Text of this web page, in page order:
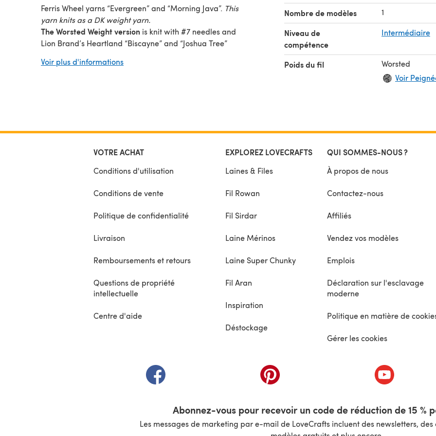
Ferris Wheel yarns “Evergreen” and “Morning Java”. This
yarn knits as a DK weight yarn.
The Worsted Weight version is knit with #7 needles and
Lion Brand’s Heartland “Biscayne” and “Joshua Tree”
wonderful to the touch. It doesn’t need blocking, and
Voir plus d'informations
Nombre de modèles 1
Niveau de
compétence
Intermédiaire
Poids du fil
Worsted
Voir
VOTRE ACHAT
Conditions d'utilisation
Conditions de vente
Politique de confidentialité
Livraison
Remboursements et retours
Questions de propriété
intellectuelle
Centre d'aide
EXPLOREZ LOVECRAFTS
Laines & Files
Fil Rowan
Fil Sirdar
Laine Mérinos
Laine Super Chunky
Fil Aran
Inspiration
Déstockage
QUI SOMMES-NOUS ?
À propos de nous
Contactez-nous
Affiliés
Vendez vos modèles
Emplois
Déclaration sur l'esclavage
moderne
Politique en matière de
Gérer les cookies
(s'ouvre dans un nouvel onglet) (s'ouvre dans un nouvel onglet) (s'ouvre dans
Abonnez-vous pour recevoir un code de réduction de 15 %
Les messages de marketing par e-mail de LoveCrafts incluent des newsletters,